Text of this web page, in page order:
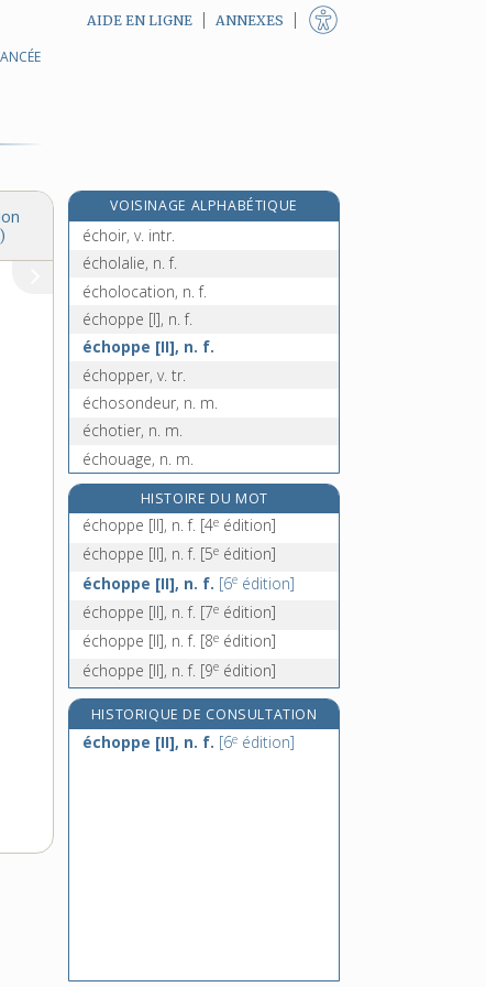
AIDE EN LIGNE ANNEXES
VOISINAGE ALPHABÉTIQUE
échographique, adj.
échoir, v. intr.
écholalie, n. f.
écholocation, n. f.
échoppe [I], n. f.
échoppe [II], n. f.
échopper, v. tr.
échosondeur, n. m.
échotier, n. m.
échouage, n. m.
échouement, n. m.
échouer, v. tr., intr. et pron.
écimer, v. tr.
HISTOIRE DU MOT
échoppe [II], n. f. [4e édition]
échoppe [II], n. f. [5e édition]
échoppe [II], n. f. [6e édition]
échoppe [II], n. f. [7e édition]
échoppe [II], n. f. [8e édition]
échoppe [II], n. f. [9e édition]
HISTORIQUE DE CONSULTATION
échoppe [II], n. f. [6e édition]